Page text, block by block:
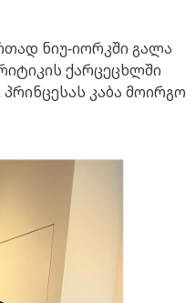
ნიუ-იორკში გალა
ქარცეცხლში
კაბა მოირგო